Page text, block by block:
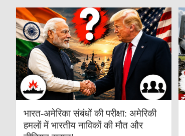
भारत-अमेरिका संबंधों की परीक्षा: अमेरिकी
हमलों में भारतीय नाविकों की मौत और